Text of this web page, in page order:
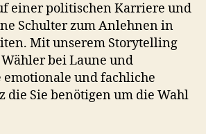
einer politischen Karriere und
Schulter zum Anlehnen in
Mit unserem Storytelling
bei Laune und
und fachliche
die Sie benötigen um die Wahl